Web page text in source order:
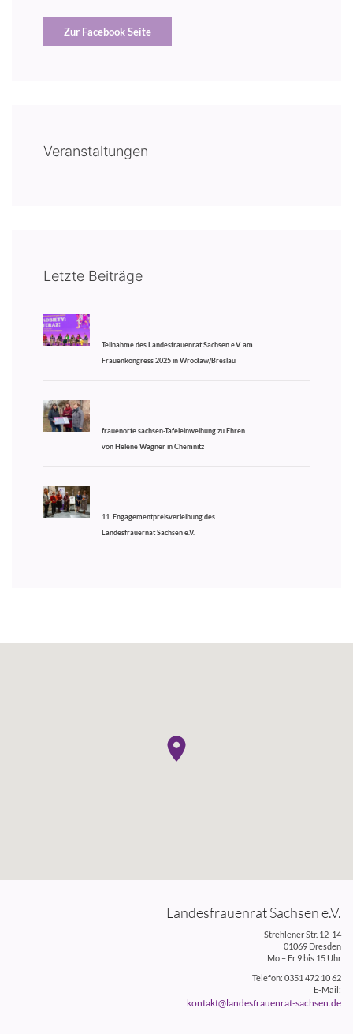
Zur Facebook Seite
Veranstaltungen
Letzte Beiträge
Teilnahme des Landesfrauenrat Sachsen e.V. am
Frauenkongress 2025 in Wrocław/Breslau
frauenorte sachsen-Tafeleinweihung zu Ehren
von Helene Wagner in Chemnitz
11. Engagementpreisverleihung des
Landesfrauernat Sachsen e.V.
Landesfrauenrat Sachsen e.V.
Strehlener Str. 12-14
01069 Dresden
Mo – Fr 9 bis 15 Uhr
Telefon: 0351 472 10 62
E-Mail:
kontakt@landesfrauenrat-sachsen.de